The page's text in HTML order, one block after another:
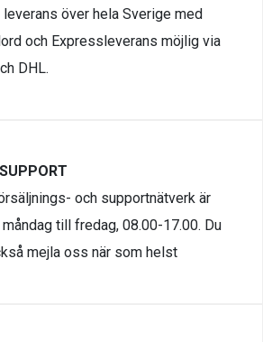
leverans över hela Sverige med
och Expressleverans möjlig via
DHL.
och supportnätverk är
till fredag, 08.00-17.00. Du
mejla oss när som helst